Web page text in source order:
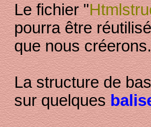
Le fichier "
pourra être
que nous
La structure de
sur quelques